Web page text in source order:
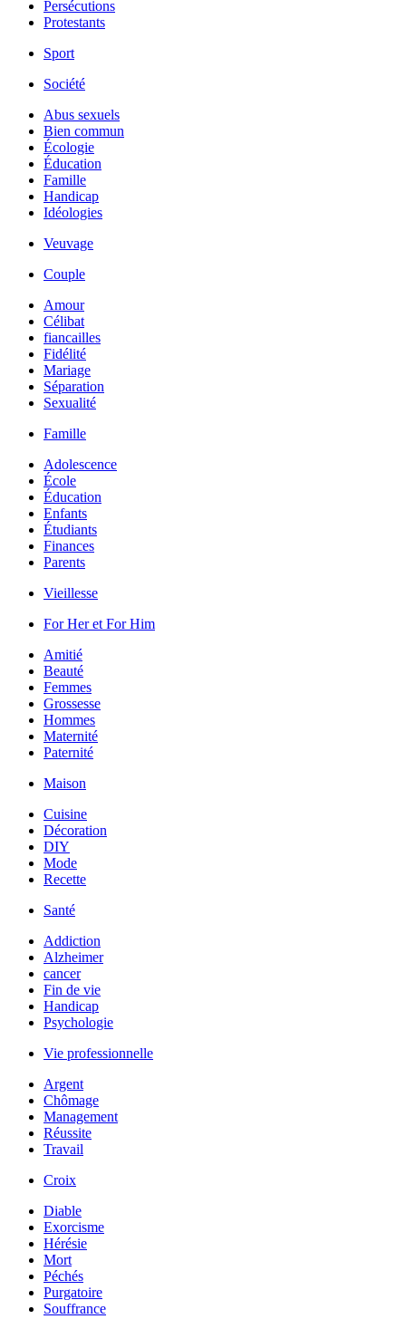
Persécutions
Protestants
Sport
Société
Abus sexuels
Bien commun
Écologie
Éducation
Famille
Handicap
Idéologies
Veuvage
Couple
Amour
Célibat
fiancailles
Fidélité
Mariage
Séparation
Sexualité
Famille
Adolescence
École
Éducation
Enfants
Étudiants
Finances
Parents
Vieillesse
For Her et For Him
Amitié
Beauté
Femmes
Grossesse
Hommes
Maternité
Paternité
Maison
Cuisine
Décoration
DIY
Mode
Recette
Santé
Addiction
Alzheimer
cancer
Fin de vie
Handicap
Psychologie
Vie professionnelle
Argent
Chômage
Management
Réussite
Travail
Croix
Diable
Exorcisme
Hérésie
Mort
Péchés
Purgatoire
Souffrance